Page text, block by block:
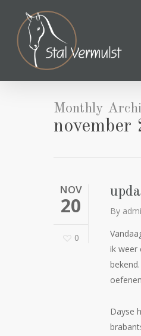
main
content
Monthly
november
NOV
20
0
By
ik weer
Dayse